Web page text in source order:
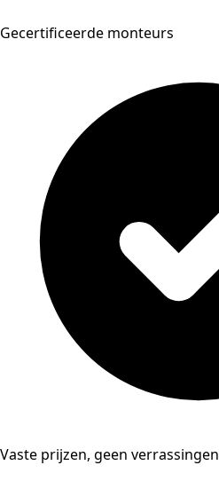
Gecertificeerde monteurs
Vaste prijzen, geen verrassingen